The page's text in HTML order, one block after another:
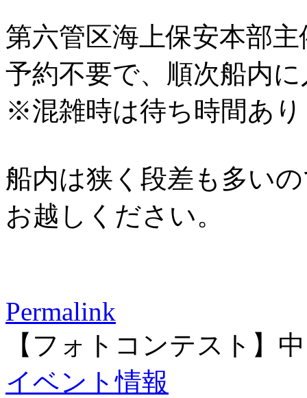
第六管区海上保安本部
予約不要で、順次船内
※混雑時は待ち時間あり
船内は狭く段差も多い
お越しください。
Permalink
【フォトコンテスト】
イベント情報